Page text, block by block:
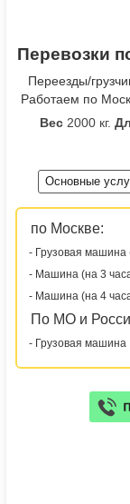
Перевозки
Переезды/
Работаем по
Вес 2000 кг.
Основные
по Москве:
- Грузовая машина
- Машина (на 3
- Машина (на 4
По МО и
- Грузовая машина